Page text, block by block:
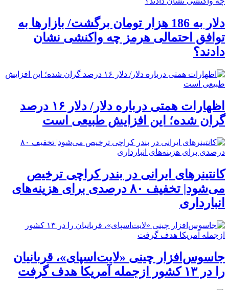
دلار به 186 هزار تومان برگشت/ بازارها به
توافق احتمالی هرمز چه واکنشی نشان
دادند؟
اظهارات همتی درباره دلار/ دلار ۱۶ درصد
گران شده؛ این افزایش طبیعی است
کانتینرهای ایرانی در بندر کراچی ترخیص
می‌شود| تخفیف ۸۰ درصدی برای هزینه‌های
انبارداری
جاسوس‌افزار چینی «لایت‌اسپای»، قربانیان
را در ۱۳ کشور ازجمله آمریکا هدف گرفت